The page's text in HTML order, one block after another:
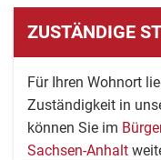
ZUSTÄNDIGE
Für Ihren Wohnort
Zuständigkeit in
können Sie im
Sachsen-Anhalt